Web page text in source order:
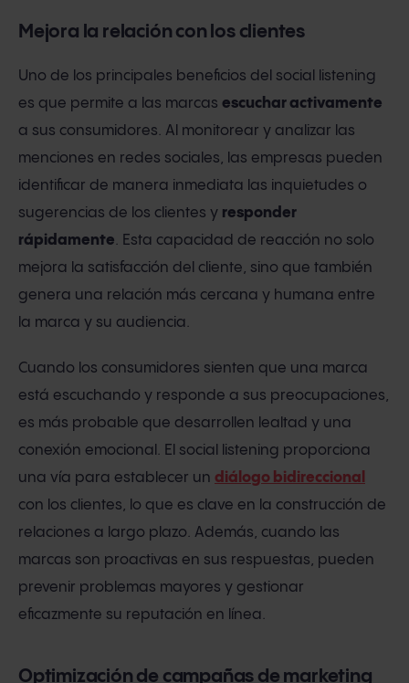
Mejora la relación con los clientes
Uno de los principales beneficios del social listening
es que permite a las marcas escuchar activamente
a sus consumidores. Al monitorear y analizar las
menciones en redes sociales, las empresas pueden
identificar de manera inmediata las inquietudes o
sugerencias de los clientes y responder
rápidamente. Esta capacidad de reacción no solo
mejora la satisfacción del cliente, sino que también
genera una relación más cercana y humana entre
la marca y su audiencia.
Cuando los consumidores sienten que una marca
está escuchando y responde a sus preocupaciones,
es más probable que desarrollen lealtad y una
conexión emocional. El social listening proporciona
una vía para establecer un diálogo bidireccional
con los clientes, lo que es clave en la construcción de
relaciones a largo plazo. Además, cuando las
marcas son proactivas en sus respuestas, pueden
prevenir problemas mayores y gestionar
eficazmente su reputación en línea.
Optimización de campañas de marketing